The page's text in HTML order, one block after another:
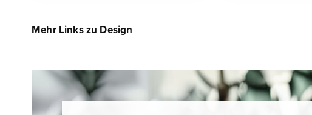
Mehr Links zu Design